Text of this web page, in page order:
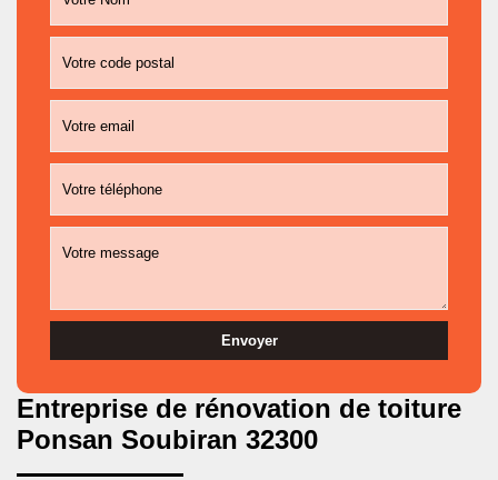
Entreprise de rénovation de toiture
Ponsan Soubiran 32300